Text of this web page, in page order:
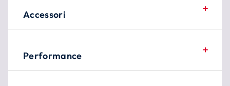
Accessori
Performance